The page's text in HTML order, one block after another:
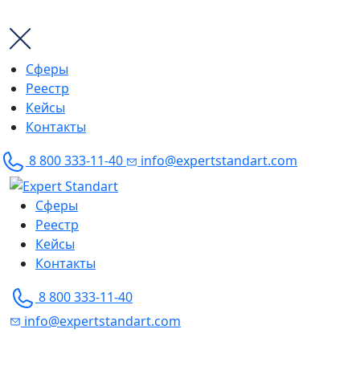
Сферы
Реестр
Кейсы
Контакты
8 800 333-11-40
info@expertstandart.com
Skip
content
Сферы
Реестр
Кейсы
Контакты
8 800 333-11-40
info@expertstandart.com